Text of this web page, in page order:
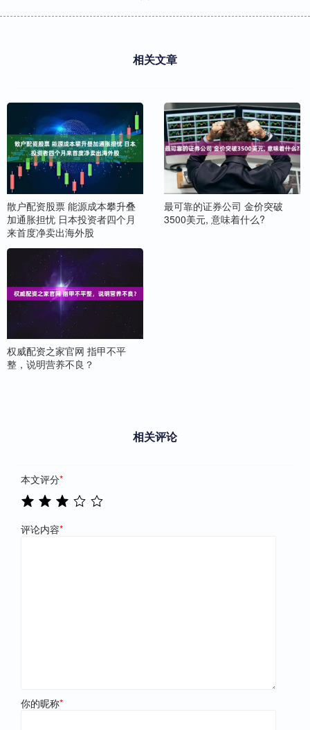
相关文章
散户配资股票 能源成本攀升叠
加通胀担忧 日本投资者四个月
来首度净卖出海外股
最可靠的证券公司 金价突破
3500美元, 意味着什么?
权威配资之家官网 指甲不平
整，说明营养不良？
相关评论
本文评分*
评论内容*
你的昵称*